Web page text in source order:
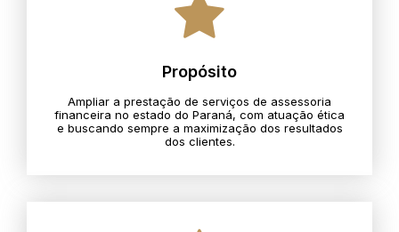
Propósito
Ampliar a prestação de serviços de assessoria
financeira no estado do Paraná, com atuação ética
e buscando sempre a maximização dos resultados
dos clientes.